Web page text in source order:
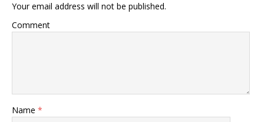
Your email address will not be published.
Comment
Name *